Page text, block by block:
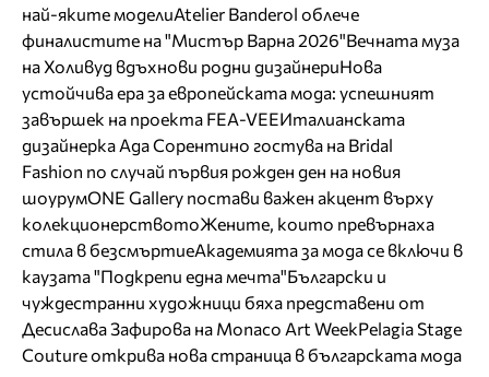
най-яките моделиAtelier Banderol облече
финалистите на "Мистър Варна 2026"Вечната муза
на Холивуд вдъхнови родни дизайнериНова
устойчива ера за европейската мода: успешният
завършек на проекта FEA-VEEИталианската
дизайнерка Ада Сорентино гостува на Bridal
Fashion по случай първия рожден ден на новия
шоурумONE Gallery постави важен акцент върху
колекционерствотоЖените, които превърнаха
стила в безсмъртиеАкадемията за мода се включи в
каузата "Подкрепи една мечта"Български и
чуждестранни художници бяха представени от
Десислава Зафирова на Monaco Art WeekPelagia Stage
Couture открива нова страница в българската мода